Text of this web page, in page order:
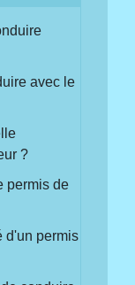
avec le
?
permis de
d'un permis